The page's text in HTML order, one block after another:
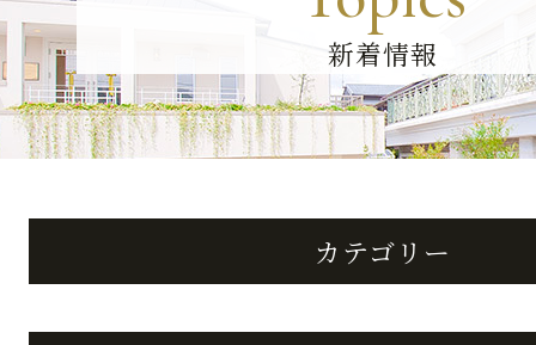
新着情報
カテゴリー